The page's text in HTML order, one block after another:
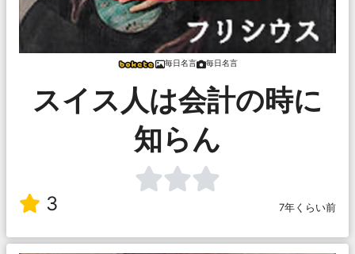
毎日名言 毎日名言
スイス人は会計の時に
知らん
3 7年くらい前